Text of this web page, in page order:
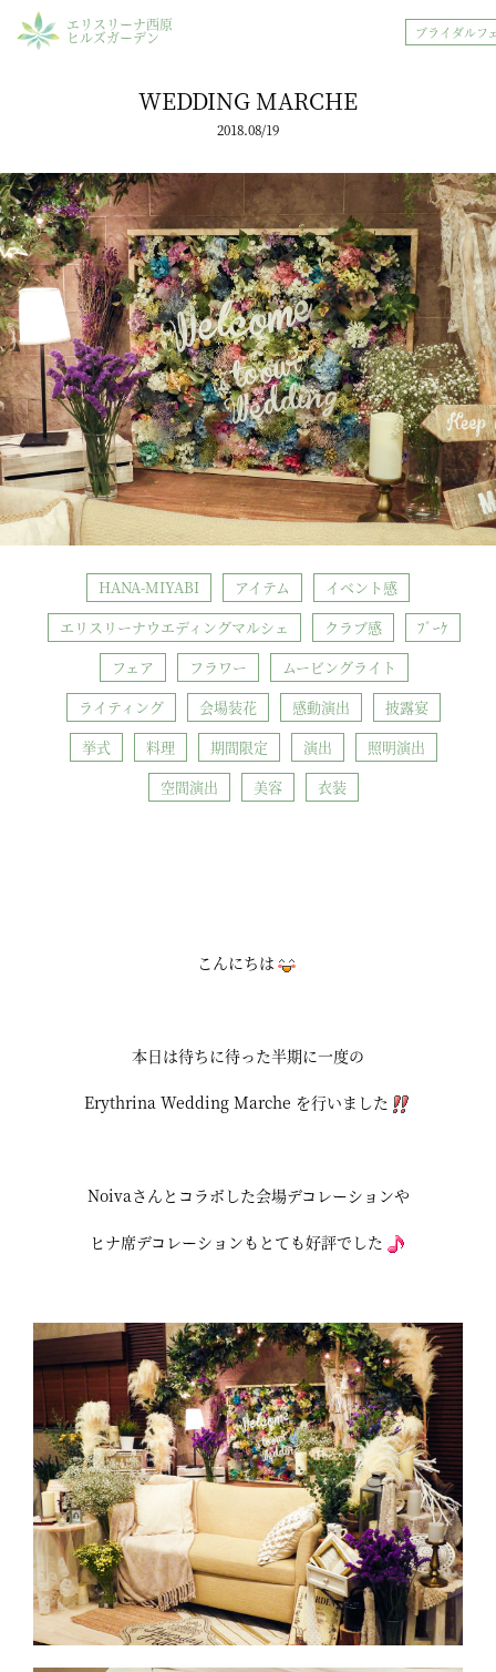
エリスリーナ西原
ヒルズガーデン ブライダルフ
WEDDING MARCHE
2018.08/19
HANA-MIYABI アイテム
イベント感
エリスリーナウエディングマルシェ
クラブ感
ﾌﾞｰｹ
フェア
フラワー
ムービングライト
ライティング
会場装花 感動演出
披露宴
挙式
料理 期間限定 演出
照明演出
空間演出
美容 衣装
こんにちは
本日は待ちに待った半期に一度の
Erythrina Wedding Marche を行いました
Noivaさんとコラボした会場デコレーションや
ヒナ席デコレーションもとても好評でした